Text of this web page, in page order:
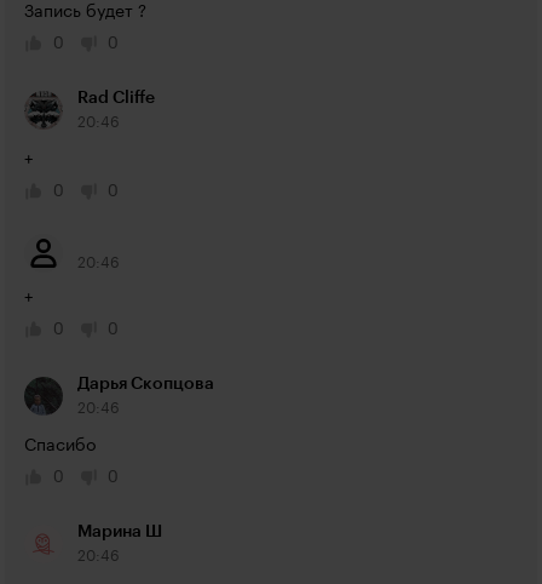
Запись будет ?
0
0
Rad Cliffe
20:46
+
0
0
20:46
+
0
0
Дарья Скопцова
20:46
Спасибо
0
0
Марина Ш
20:46